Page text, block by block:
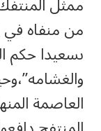
من منفاه في
ىسعيدا حكم
العاصمة